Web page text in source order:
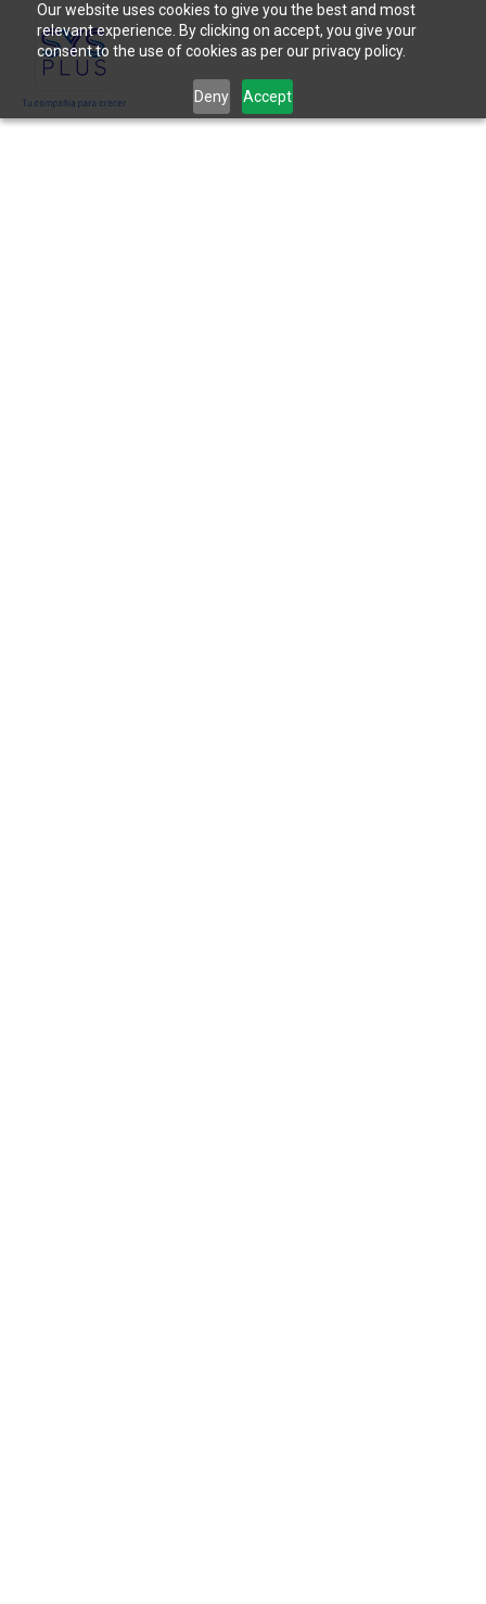
Our website uses cookies to give you the best and most
relevant experience. By clicking on accept, you give your
consent to the use of cookies as per our privacy policy.
Deny Accept